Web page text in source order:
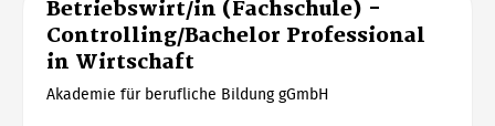
Betriebswirt/in (Fachschule) -
Controlling/Bachelor Professional
in Wirtschaft
Akademie für berufliche Bildung gGmbH